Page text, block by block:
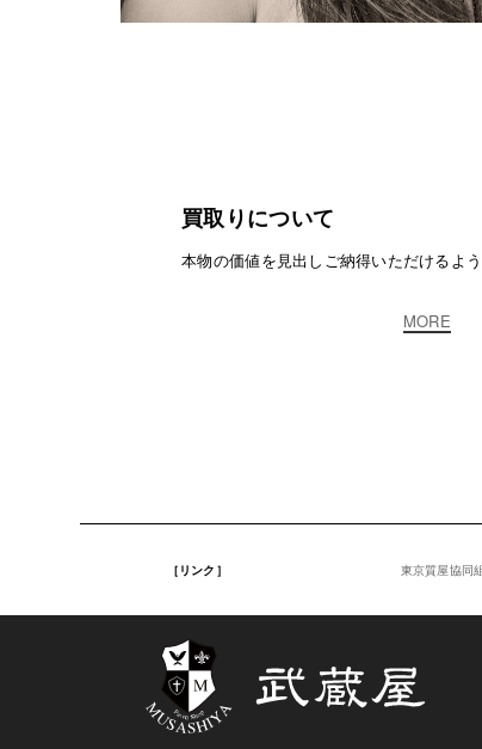
買取りについて
本物の価値を見出しご納得いただけるよ
MORE
［リンク］ 東京質屋協同